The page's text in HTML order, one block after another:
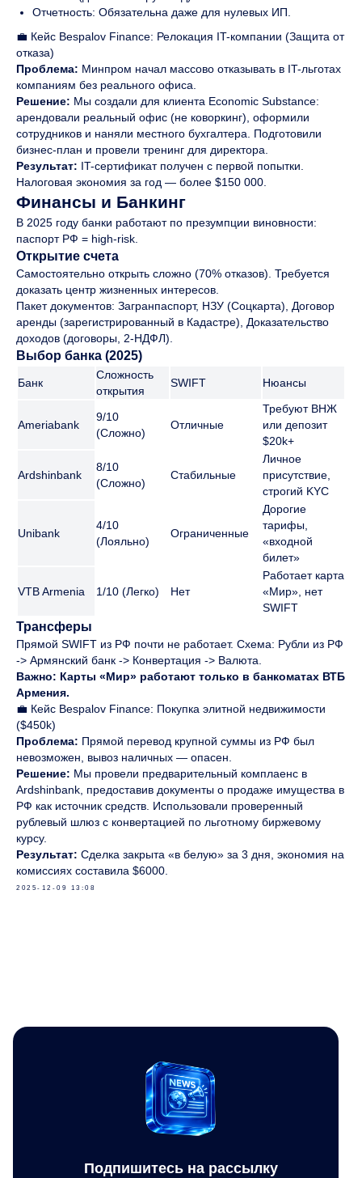
Отчетность: Обязательна даже для нулевых ИП.
💼 Кейс Bespalov Finance: Релокация IT-компании (Защита от
отказа)
Проблема: Минпром начал массово отказывать в IT-льготах
компаниям без реального офиса.
Решение: Мы создали для клиента Economic Substance:
арендовали реальный офис (не коворкинг), оформили
сотрудников и наняли местного бухгалтера. Подготовили
бизнес-план и провели тренинг для директора.
Результат: IT-сертификат получен с первой попытки.
Налоговая экономия за год — более $150 000.
Финансы и Банкинг
В 2025 году банки работают по презумпции виновности:
паспорт РФ = high-risk.
Открытие счета
Самостоятельно открыть сложно (70% отказов). Требуется
доказать центр жизненных интересов.
Пакет документов: Загранпаспорт, НЗУ (Соцкарта), Договор
аренды (зарегистрированный в Кадастре), Доказательство
доходов (договоры, 2-НДФЛ).
Выбор банка (2025)
Банк
Сложность
открытия
SWIFT Нюансы
Ameriabank
9/10
(Сложно)
Отличные
Требуют ВНЖ
или депозит
$20k+
Ardshinbank
8/10
(Сложно)
Стабильные
Личное
присутствие,
строгий KYC
Unibank
4/10
(Лояльно)
Ограниченные
Дорогие
тарифы,
«входной
билет»
VTB Armenia 1/10 (Легко) Нет
Работает карта
«Мир», нет
SWIFT
Трансферы
Прямой SWIFT из РФ почти не работает. Схема: Рубли из РФ
-> Армянский банк -> Конвертация -> Валюта.
Важно: Карты «Мир» работают только в банкоматах ВТБ
Армения.
💼 Кейс Bespalov Finance: Покупка элитной недвижимости
($450k)
Проблема: Прямой перевод крупной суммы из РФ был
невозможен, вывоз наличных — опасен.
Решение: Мы провели предварительный комплаенс в
Ardshinbank, предоставив документы о продаже имущества в
РФ как источник средств. Использовали проверенный
рублевый шлюз с конвертацией по льготному биржевому
курсу.
Результат: Сделка закрыта «в белую» за 3 дня, экономия на
комиссиях составила $6000.
2025-12-09 13:08
Подпишитесь на рассылку